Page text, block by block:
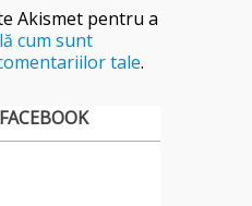
Akismet pentru a
cum sunt
tale.